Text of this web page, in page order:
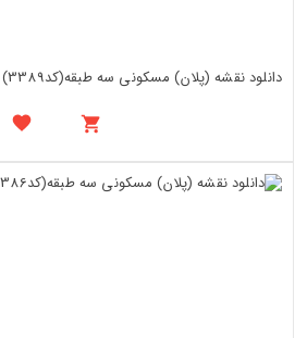
دانلود نقشه (پلان) مسکونی سه طبقه(کد3389)